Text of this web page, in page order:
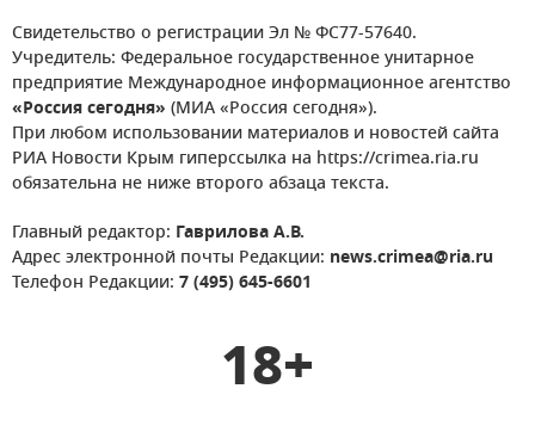
Свидетельство о регистрации Эл № ФС77-57640.
Учредитель: Федеральное государственное унитарное
предприятие Международное информационное агентство
«Россия сегодня» (МИА «Россия сегодня»).
При любом использовании материалов и новостей сайта
РИА Новости Крым гиперссылка на https://crimea.ria.ru
обязательна не ниже второго абзаца текста.
Главный редактор: Гаврилова А.В.
Адрес электронной почты Редакции: news.crimea@ria.ru
Телефон Редакции: 7 (495) 645-6601
18+